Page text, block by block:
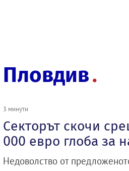
Пловдив
3 минути
Секторът скочи
000 евро глоба за
Недоволство от